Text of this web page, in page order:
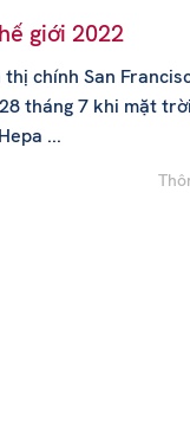
giới 2022
chính San
tháng 7 khi mặt
...